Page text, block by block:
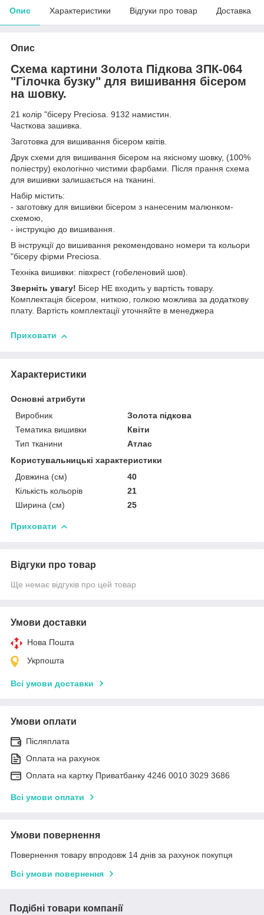
Опис Характеристики Відгуки про товар Доставка
Опис
Схема картини Золота Підкова ЗПК-064
"Гілочка бузку" для вишивання бісером
на шовку.
21 колір "бісеру Preciosa. 9132 намистин.
Часткова зашивка.
Заготовка для вишивання бісером квітів.
Друк схеми для вишивання бісером на якісному шовку, (100%
поліестру) екологічно чистими фарбами. Після прання схема
для вишивки залишається на тканині.
Набір містить:
- заготовку для вишивки бісером з нанесеним малюнком-
схемою,
- інструкцію до вишивання.
В інструкції до вишивання рекомендовано номери та кольори
"бісеру фірми Preciosa.
Техніка вишивки: півхрест (гобеленовий шов).
Зверніть увагу! Бісер НЕ входить у вартість товару.
Комплектація бісером, ниткою, голкою можлива за додаткову
плату. Вартість комплектації уточняйте в менеджера
Приховати
Характеристики
Основні атрибути
Виробник
Золота підкова
Тематика вишивки
Квіти
Тип тканини
Атлас
Користувальницькі характеристики
Довжина (см)
40
Кількість кольорів
21
Ширина (см)
25
Приховати
Відгуки про товар
Ще немає відгуків про цей товар
Умови доставки
Нова Пошта
Укрпошта
Всі умови доставки
Умови оплати
Післяплата
Оплата на рахунок
Оплата на картку Приватбанку 4246 0010 3029 3686
Всі умови оплати
Умови повернення
Повернення товару впродовж 14 днів за рахунок покупця
Всі умови повернення
Подібні товари компанії